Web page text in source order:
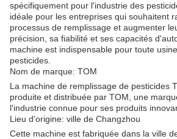
spécifiquement pour l'industrie des
idéale pour les entreprises qui souhaitent
processus de remplissage et augmenter
précision, sa fiabilité et ses capacités
machine est indispensable pour toute
pesticides.
Nom de marque: TOM
La machine de remplissage de pesticides
produite et distribuée par TOM, une
l'industrie connue pour ses produits
Lieu d'origine: ville de Changzhou
Cette machine est fabriquée dans la ville